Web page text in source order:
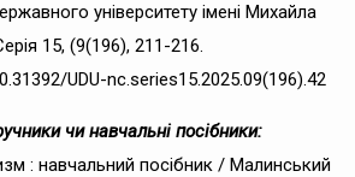
університету імені Михайла
15, (9(196), 211-216.
UDU-nc.series15.2025.09(196).42
чи навчальні посібники:
: навчальний посібник / Малинський